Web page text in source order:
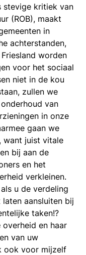
stevige kritiek van
(ROB), maakt
in
achterstanden,
worden
voor het sociaal
niet in de kou
zullen we
van
in onze
gaan we
want juist vitale
bij aan de
en het
verkleinen.
u de verdeling
aansluiten bij
taken!?
en haar
van uw
ook voor mijzelf